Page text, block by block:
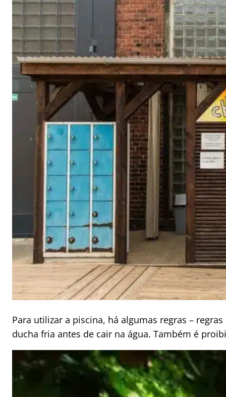
Para utilizar a piscina, há algumas regras –
ducha fria antes de cair na água. Também é